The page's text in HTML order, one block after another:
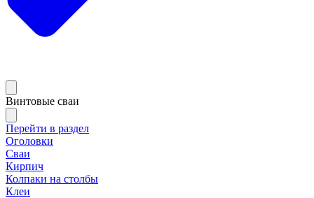
Винтовые сваи
Перейти в раздел
Оголовки
Сваи
Кирпич
Колпаки на столбы
Клеи